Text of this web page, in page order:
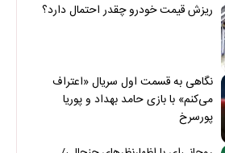
ریزش قیمت خودرو چقدر احتمال دارد؟
نگاهی به قسمت اول سریال «اعتراف
می‌کنم» با بازی حامد بهداد و پوریا
پورسرخ